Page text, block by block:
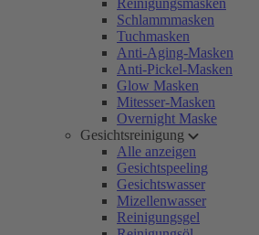
Reinigungsmasken
Schlammmasken
Tuchmasken
Anti-Aging-Masken
Anti-Pickel-Masken
Glow Masken
Mitesser-Masken
Overnight Maske
Gesichtsreinigung
Alle anzeigen
Gesichtspeeling
Gesichtswasser
Mizellenwasser
Reinigungsgel